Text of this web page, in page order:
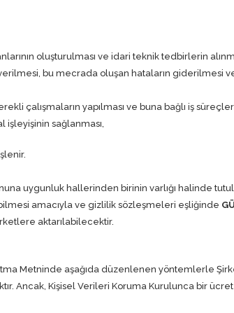
oluşturulması ve idari teknik tedbirlerin
bu mecrada oluşan hataların giderilmesi
çalışmaların yapılması ve buna bağlı iş
sağlanması,
uygunluk hallerinden birinin varlığı halinde
amacıyla ve gizlilik sözleşmeleri eşliğinde
aktarılabilecektir.
Metninde aşağıda düzenlenen yöntemlerle
Ancak, Kişisel Verileri Koruma Kurulunca bir